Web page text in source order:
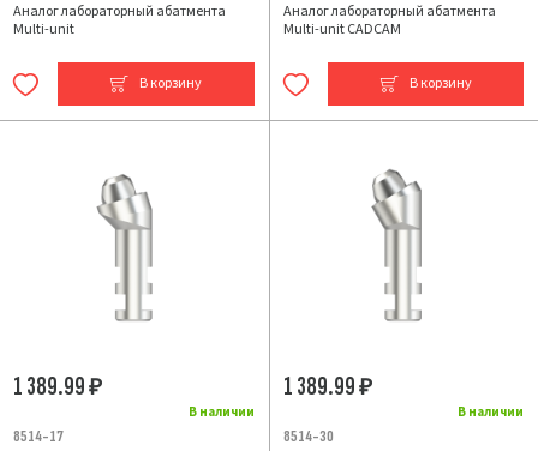
Аналог лабораторный абатмента
Multi-unit
В корзину
Аналог лабораторный абатмента
Multi-unit CADCAM
В корзину
В наличии
1 389.99₽
8514-17
В наличии
1 389.99₽
8514-30